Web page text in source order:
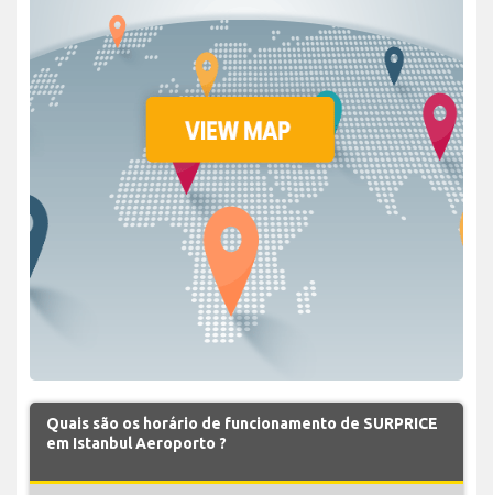
Quais são os horário de funcionamento de SURPRICE
em Istanbul Aeroporto ?